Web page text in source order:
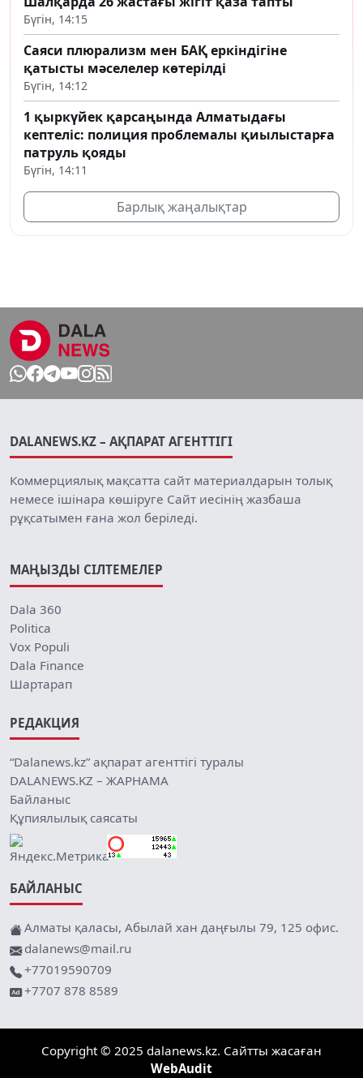
Бүгін, 14:15
Саяси плюрализм мен БАҚ еркіндігіне
қатысты мәселелер көтерілді
Бүгін, 14:12
1 қыркүйек қарсаңында Алматыдағы
кептеліс: полиция проблемалы қиылыстарға
патруль қояды
Бүгін, 14:11
Барлық жаңалықтар
DALANEWS.KZ – АҚПАРАТ АГЕНТТІГІ
Коммерциялық мақсатта сайт материалдарын толық
немесе ішінара көшіруге Сайт иесінің жазбаша
рұқсатымен ғана жол беріледі.
МАҢЫЗДЫ СІЛТЕМЕЛЕР
Dala 360
Politica
Vox Populi
Dala Finance
Шартарап
РЕДАКЦИЯ
“Dalanews.kz” ақпарат агенттігі туралы
DALANEWS.KZ – ЖАРНАМА
Байланыс
Құпиялылық саясаты
БАЙЛАНЫС
Алматы қаласы, Абылай хан даңғылы 79, 125 офис.
dalanews@mail.ru
+77019590709
+7707 878 8589
Copyright © 2025 dalanews.kz. Сайтты жасаған
WebAudit